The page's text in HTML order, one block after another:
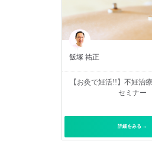
飯塚 祐正
【お灸で妊活!!】不妊治
セミナー
詳細をみる →